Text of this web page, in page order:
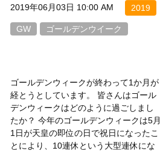
2019年06月03日 10:00 AM 2019
GW ゴールデンウイーク
ゴールデンウィークが終わって1か月が
経とうとしています。 皆さんはゴール
デンウィークはどのように過ごしまし
たか？ 今年のゴールデンウィークは5月
1日が天皇の即位の日で祝日になったこ
とにより、10連休という大型連休にな